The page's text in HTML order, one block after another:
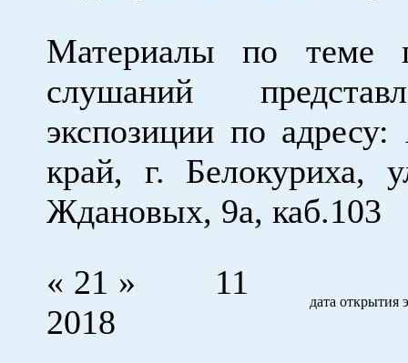
Материалы по теме
слушаний
экспозиции по адресу:
край, г. Белокуриха,
Ждановых, 9а, каб.103
« 21 » 11
2018
дата открытия